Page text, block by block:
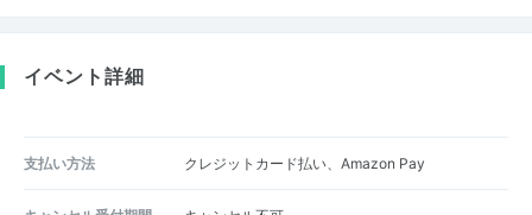
イベント詳細
支払い方法 クレジットカード払い、Amazon Pay